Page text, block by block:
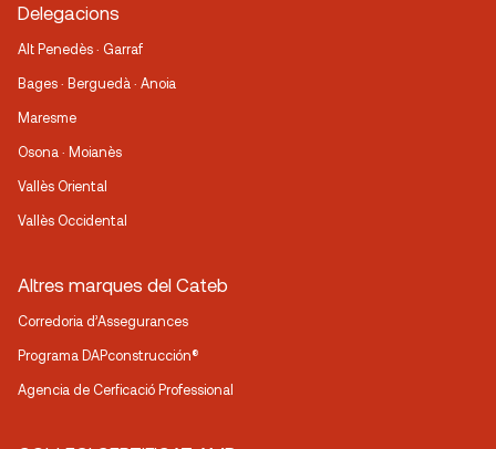
Delegacions
Alt Penedès · Garraf
Bages · Berguedà · Anoia
Maresme
Osona · Moianès
Vallès Oriental
Vallès Occidental
Altres marques del Cateb
Corredoria d’Assegurances
Programa DAPconstrucción®
Agencia de Cerficació Professional